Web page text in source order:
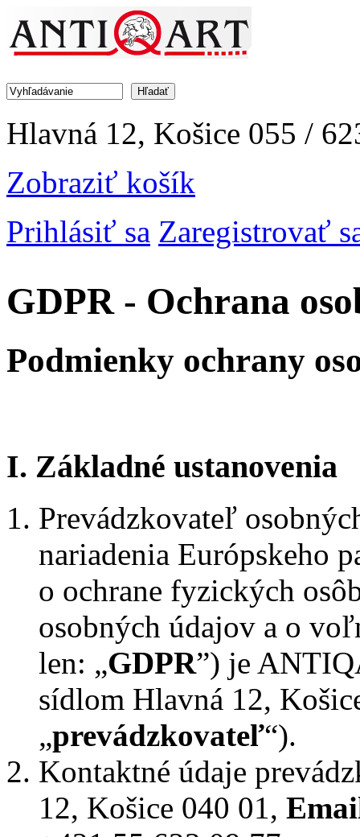
Vyhľadávanie
Hlavná 12, Košice 055 /
Zobraziť košík
Prihlásiť sa Zaregistrovať
GDPR - Ochrana
Podmienky ochrany
I. Základné ustanovenia
Prevádzkovateľ
nariadenia Európskeho
o ochrane fyzických
osobných údajov a o
len: „GDPR”) je
sídlom Hlavná 12,
„prevádzkovateľ“).
Kontaktné údaje
12, Košice 040 01,